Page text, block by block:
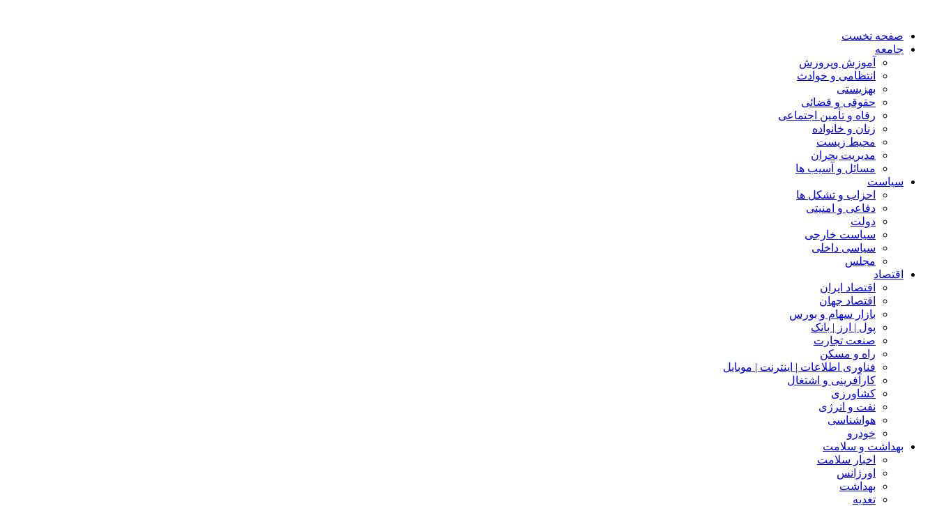
صفحه نخست
جامعه
آموزش وپرورش
انتظامی و حوادث
بهزیستی
حقوقی و قضائی
رفاه و تأمین اجتماعی
زنان و خانواده
محیط زیست
مدیریت بحران
مسائل و آسیب ها
سیاست
احزاب و تشکل ها
دفاعی و امنیتی
دولت
سیاست خارجی
سیاسی داخلی
مجلس
اقتصاد
اقتصاد ایران
اقتصاد جهان
بازار سهام و بورس
پول | ارز | بانک
صنعت تجارت
راه و مسکن
فناوری اطلاعات | اینترنت | موبایل
کارآفرینی و اشتغال
کشاورزی
نفت و انرژی
هواشناسی
خودرو
بهداشت و سلامت
اخبار سلامت
اورژانس
بهداشت
تغدیه